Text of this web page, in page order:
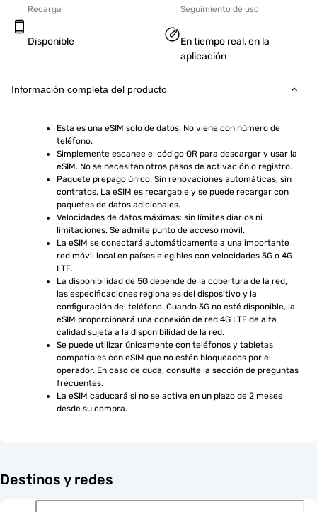
Recarga
Disponible
Seguimiento de uso
En tiempo real, en la
aplicación
Información completa del producto
Esta es una eSIM solo de datos. No viene con número de
teléfono.
Simplemente escanee el código QR para descargar y usar la
eSIM. No se necesitan otros pasos de activación o registro.
Paquete prepago único. Sin renovaciones automáticas, sin
contratos. La eSIM es recargable y se puede recargar con
paquetes de datos adicionales.
Velocidades de datos máximas: sin límites diarios ni
limitaciones. Se admite punto de acceso móvil.
La eSIM se conectará automáticamente a una importante
red móvil local en países elegibles con velocidades 5G o 4G
LTE.
La disponibilidad de 5G depende de la cobertura de la red,
las especificaciones regionales del dispositivo y la
configuración del teléfono. Cuando 5G no esté disponible, la
eSIM proporcionará una conexión de red 4G LTE de alta
calidad sujeta a la disponibilidad de la red.
Se puede utilizar únicamente con teléfonos y tabletas
compatibles con eSIM que no estén bloqueados por el
operador. En caso de duda, consulte la sección de preguntas
frecuentes.
La eSIM caducará si no se activa en un plazo de 2 meses
desde su compra.
Destinos y redes